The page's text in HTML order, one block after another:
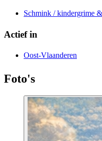
Schmink / kindergrime
Actief in
Oost-Vlaanderen
Foto's